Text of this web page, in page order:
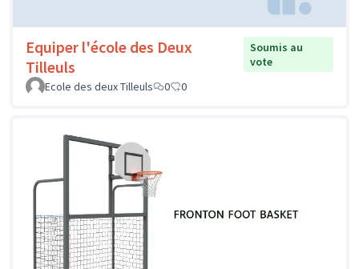
Equiper l'école des Deux
Tilleuls
Soumis au
vote
Ecole des deux Tilleuls
0 0